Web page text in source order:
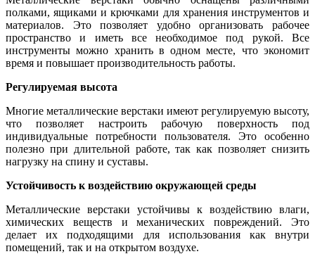
полками, ящиками и крючками для хранения инструментов и
материалов. Это позволяет удобно организовать рабочее
пространство и иметь все необходимое под рукой. Все
инструменты можно хранить в одном месте, что экономит
время и повышает производительность работы.
Регулируемая высота
Многие металлические верстаки имеют регулируемую высоту,
что позволяет настроить рабочую поверхность под
индивидуальные потребности пользователя. Это особенно
полезно при длительной работе, так как позволяет снизить
нагрузку на спину и суставы.
Устойчивость к воздействию окружающей среды
Металлические верстаки устойчивы к воздействию влаги,
химических веществ и механических повреждений. Это
делает их подходящими для использования как внутри
помещений, так и на открытом воздухе.